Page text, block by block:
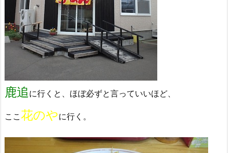
鹿追 に行くと、ほぼ必ずと言っていいほど、
ここ 花のやに行く。